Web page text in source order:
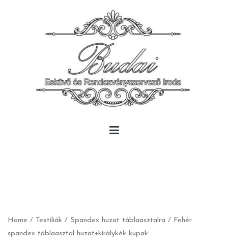
Home / Textíliák / Spandex huzat táblaasztalra / Fehér
spandex táblaasztal huzat+királykék kupak